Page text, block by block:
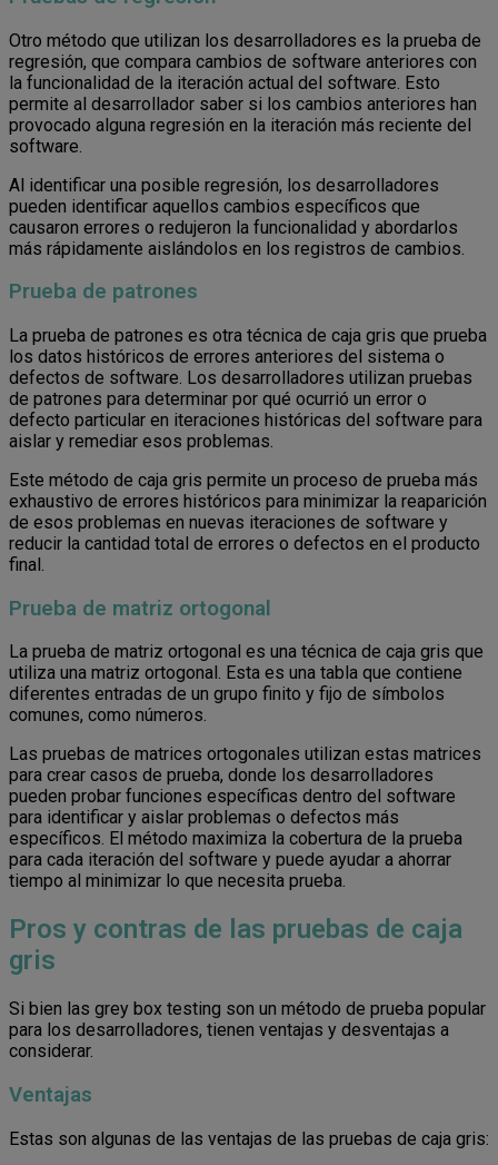
Otro método que utilizan los desarrolladores es la prueba de
regresión, que compara cambios de software anteriores con
la funcionalidad de la iteración actual del software. Esto
permite al desarrollador saber si los cambios anteriores han
provocado alguna regresión en la iteración más reciente del
software.
Al identificar una posible regresión, los desarrolladores
pueden identificar aquellos cambios específicos que
causaron errores o redujeron la funcionalidad y abordarlos
más rápidamente aislándolos en los registros de cambios.
Prueba de patrones
La prueba de patrones es otra técnica de caja gris que prueba
los datos históricos de errores anteriores del sistema o
defectos de software. Los desarrolladores utilizan pruebas
de patrones para determinar por qué ocurrió un error o
defecto particular en iteraciones históricas del software para
aislar y remediar esos problemas.
Este método de caja gris permite un proceso de prueba más
exhaustivo de errores históricos para minimizar la reaparición
de esos problemas en nuevas iteraciones de software y
reducir la cantidad total de errores o defectos en el producto
final.
Prueba de matriz ortogonal
La prueba de matriz ortogonal es una técnica de caja gris que
utiliza una matriz ortogonal. Esta es una tabla que contiene
diferentes entradas de un grupo finito y fijo de símbolos
comunes, como números.
Las pruebas de matrices ortogonales utilizan estas matrices
para crear casos de prueba, donde los desarrolladores
pueden probar funciones específicas dentro del software
para identificar y aislar problemas o defectos más
específicos. El método maximiza la cobertura de la prueba
para cada iteración del software y puede ayudar a ahorrar
tiempo al minimizar lo que necesita prueba.
Pros y contras de las pruebas de caja
gris
Si bien las grey box testing son un método de prueba popular
para los desarrolladores, tienen ventajas y desventajas a
considerar.
Ventajas
Estas son algunas de las ventajas de las pruebas de caja gris: